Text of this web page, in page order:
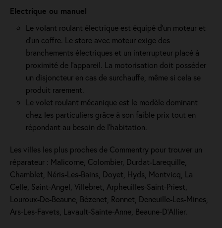
Electrique ou manuel
Le volant roulant électrique est équipé d’un moteur et
d’un coffre. Le store avec moteur exige des
branchements électriques et un interrupteur placé à
proximité de l'appareil. La motorisation doit posséder
un disjoncteur en cas de surchauffe, même si cela se
produit rarement.
Le volet roulant mécanique est le modèle dominant
chez les particuliers grâce à son faible prix tout en
répondant au besoin de l'habitation.
Les villes les plus proches de Commentry pour trouver un
réparateur : Malicorne, Colombier, Durdat-Larequille,
Chamblet, Néris-Les-Bains, Doyet, Hyds, Montvicq, La
Celle, Saint-Angel, Villebret, Arpheuilles-Saint-Priest,
Louroux-De-Beaune, Bézenet, Ronnet, Deneuille-Les-Mines,
Ars-Les-Favets, Lavault-Sainte-Anne, Beaune-D'Allier.